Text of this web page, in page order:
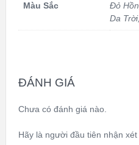
Màu Sắc Đỏ
Da Trời,
ĐÁNH GIÁ
Chưa có đánh giá nào.
Hãy là người đầu tiên nhận